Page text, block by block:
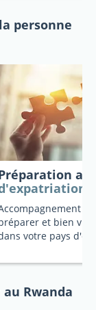
personne
au
et bien
votre pays
Rwanda